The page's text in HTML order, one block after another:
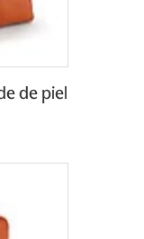
de piel